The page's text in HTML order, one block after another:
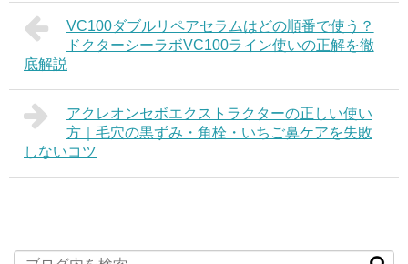
VC100ダブルリペアセラムはどの順番で使う？
ドクターシーラボVC100ライン使いの正解を徹
底解説
アクレオンセボエクストラクターの正しい使い
方｜毛穴の黒ずみ・角栓・いちご鼻ケアを失敗
しないコツ